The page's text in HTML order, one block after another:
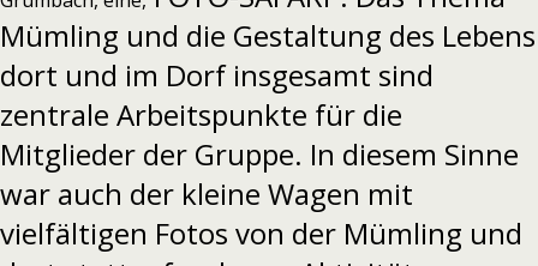
Mümling und die Gestaltung des Lebens
dort und im Dorf insgesamt sind
zentrale Arbeitspunkte für die
Mitglieder der Gruppe. In diesem Sinne
war auch der kleine Wagen mit
vielfältigen Fotos von der Mümling und